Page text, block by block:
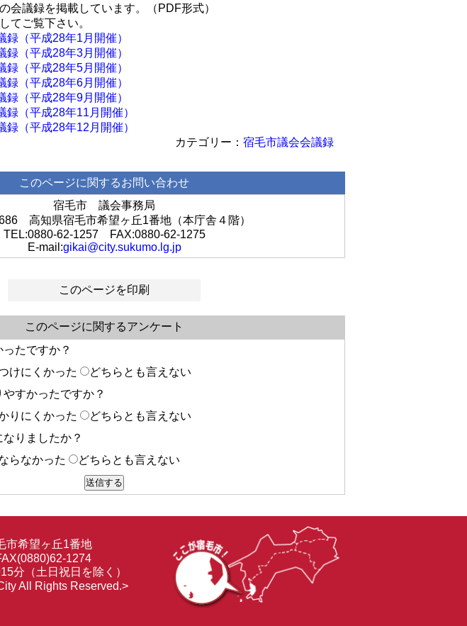
会議録を掲載しています。（PDF形式）
てご覧下さい。
（平成28年1月開催）
（平成28年3月開催）
（平成28年5月開催）
（平成28年6月開催）
（平成28年9月開催）
（平成28年11月開催）
（平成28年12月開催）
宿毛市議会会議録
このページに関するお問い合わせ
宿毛市 議会事務局
高知県宿毛市希望ヶ丘1番地（本庁舎４階）
TEL:0880-62-1257 FAX:0880-62-1275
E-mail:gikai@city.sukumo.lg.jp
このページを印刷
このページに関するアンケート
たですか？
けにくかった
どちらとも言えない
すかったですか？
りにくかった
どちらとも言えない
りましたか？
らなかった どちらとも言えない
市希望ヶ丘1番地
1274
（土日祝日を除く）
All Rights Reserved.>